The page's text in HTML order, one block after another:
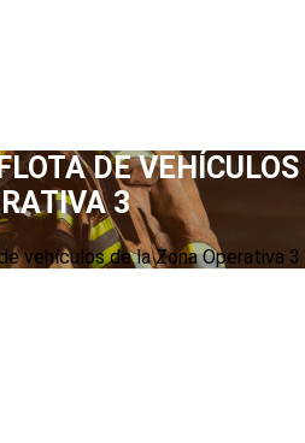
DE VEHÍCULOS
3
vehículos de la Zona Operativa 3